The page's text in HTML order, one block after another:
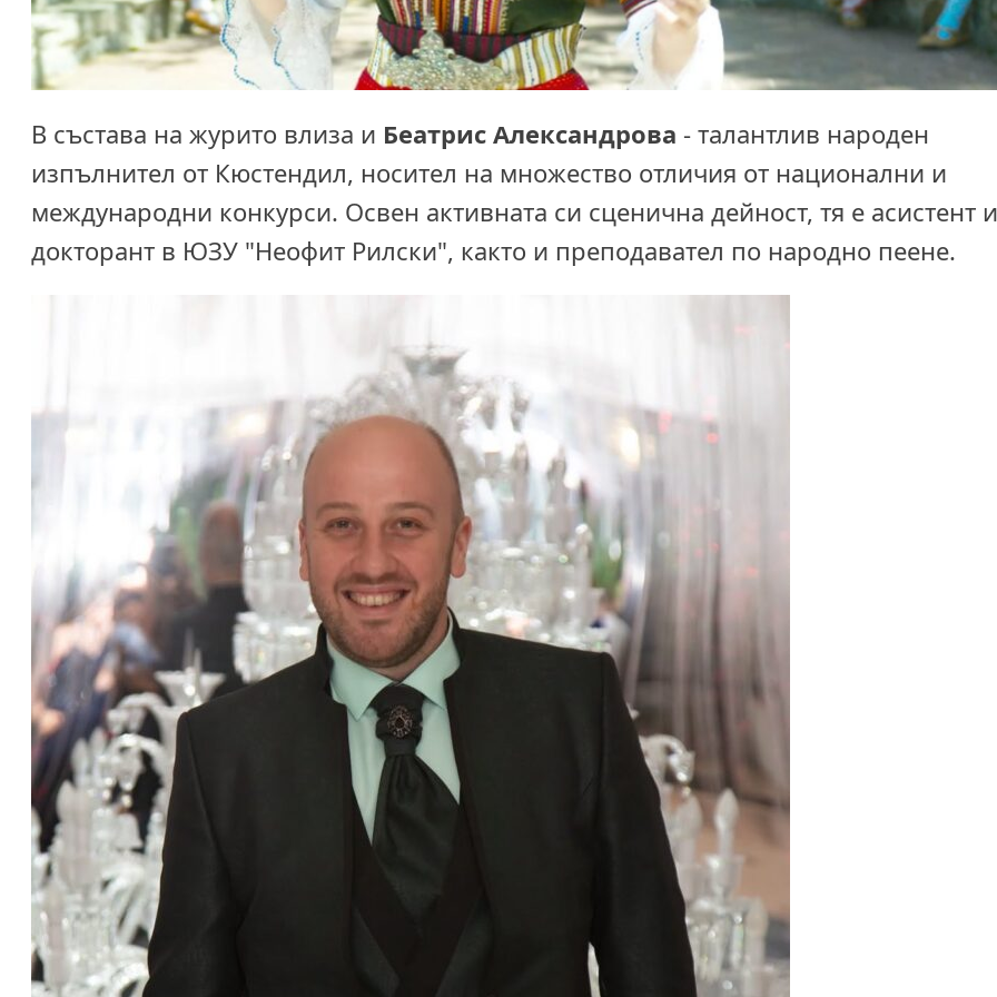
В състава на журито влиза и Беатрис Александрова - талантлив народен
изпълнител от Кюстендил, носител на множество отличия от национални и
международни конкурси. Освен активната си сценична дейност, тя е асистент и
докторант в ЮЗУ "Неофит Рилски", както и преподавател по народно пеене.